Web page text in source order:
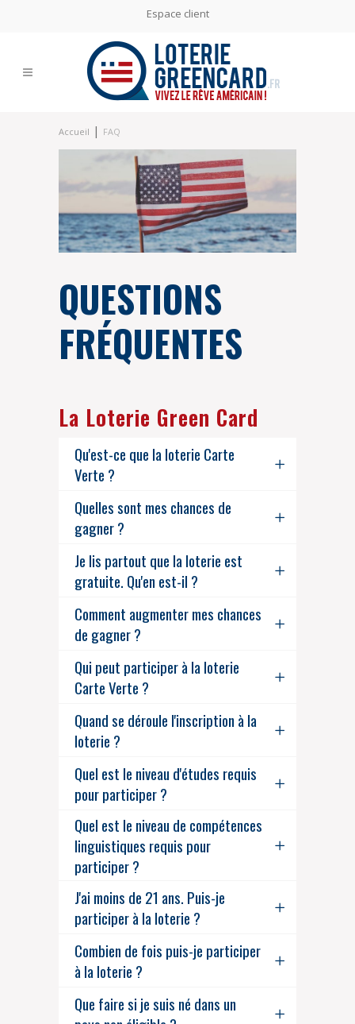
Espace client
Accueil | FAQ
QUESTIONS
FRÉQUENTES
La Loterie Green Card
Qu'est-ce que la loterie Carte
Verte ?
Quelles sont mes chances de
gagner ?
Je lis partout que la loterie est
gratuite. Qu'en est-il ?
Comment augmenter mes chances
de gagner ?
Qui peut participer à la loterie
Carte Verte ?
Quand se déroule l'inscription à la
loterie ?
Quel est le niveau d'études requis
pour participer ?
Quel est le niveau de compétences
linguistiques requis pour
participer ?
J'ai moins de 21 ans. Puis-je
participer à la loterie ?
Combien de fois puis-je participer
à la loterie ?
Que faire si je suis né dans un